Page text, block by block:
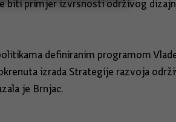
primjer izvrsnosti održivog
definiranim programom
izrada Strategije razvoja
je Brnjac.